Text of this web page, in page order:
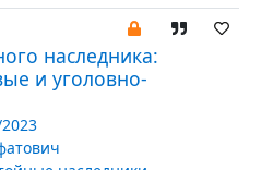
наследника:
и уголовно-